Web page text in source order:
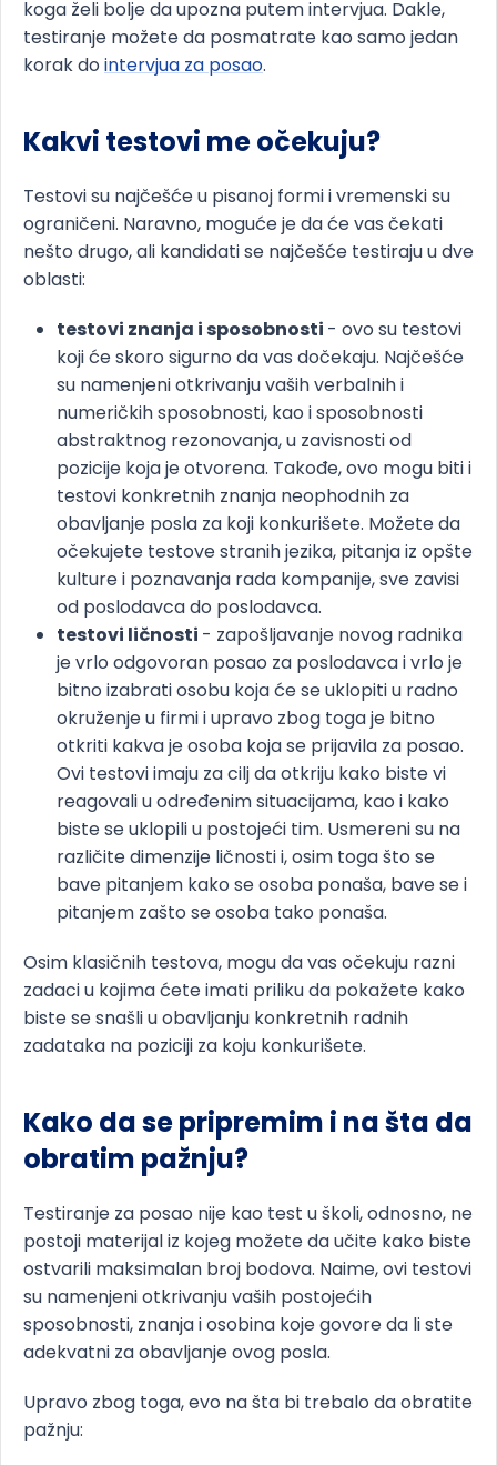
koga želi bolje da upozna putem intervjua. Dakle,
testiranje možete da posmatrate kao samo jedan
korak do intervjua za posao.
Kakvi testovi me očekuju?
Testovi su najčešće u pisanoj formi i vremenski su
ograničeni. Naravno, moguće je da će vas čekati
nešto drugo, ali kandidati se najčešće testiraju u dve
oblasti:
testovi znanja i sposobnosti - ovo su testovi
koji će skoro sigurno da vas dočekaju. Najčešće
su namenjeni otkrivanju vaših verbalnih i
numeričkih sposobnosti, kao i sposobnosti
abstraktnog rezonovanja, u zavisnosti od
pozicije koja je otvorena. Takođe, ovo mogu biti i
testovi konkretnih znanja neophodnih za
obavljanje posla za koji konkurišete. Možete da
očekujete testove stranih jezika, pitanja iz opšte
kulture i poznavanja rada kompanije, sve zavisi
od poslodavca do poslodavca.
testovi ličnosti - zapošljavanje novog radnika
je vrlo odgovoran posao za poslodavca i vrlo je
bitno izabrati osobu koja će se uklopiti u radno
okruženje u firmi i upravo zbog toga je bitno
otkriti kakva je osoba koja se prijavila za posao.
Ovi testovi imaju za cilj da otkriju kako biste vi
reagovali u određenim situacijama, kao i kako
biste se uklopili u postojeći tim. Usmereni su na
različite dimenzije ličnosti i, osim toga što se
bave pitanjem kako se osoba ponaša, bave se i
pitanjem zašto se osoba tako ponaša.
Osim klasičnih testova, mogu da vas očekuju razni
zadaci u kojima ćete imati priliku da pokažete kako
biste se snašli u obavljanju konkretnih radnih
zadataka na poziciji za koju konkurišete.
Kako da se pripremim i na šta da
obratim pažnju?
Testiranje za posao nije kao test u školi, odnosno, ne
postoji materijal iz kojeg možete da učite kako biste
ostvarili maksimalan broj bodova. Naime, ovi testovi
su namenjeni otkrivanju vaših postojećih
sposobnosti, znanja i osobina koje govore da li ste
adekvatni za obavljanje ovog posla.
Upravo zbog toga, evo na šta bi trebalo da obratite
pažnju: